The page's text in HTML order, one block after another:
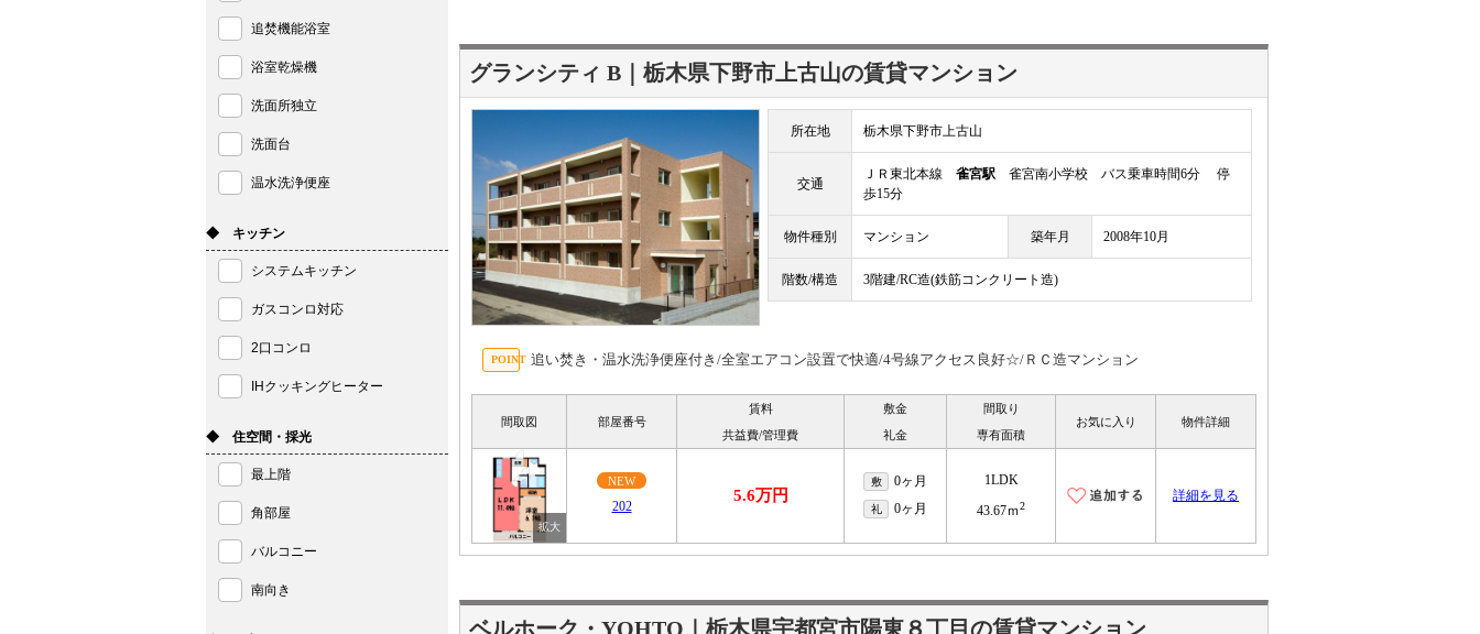
グランシティ B｜栃木県下野市上古山の賃貸マンション
所在地 栃木県下野市上古山
交通
ＪＲ東北本線 雀宮駅 雀宮南小学校 バス乗車時間6分 停
歩15分
物件種別 マンション 築年月 2008年10月
階数/構造 3階建/RC造(鉄筋コンクリート造)
追い焚き・温水洗浄便座付き/全室エアコン設置で快適/4号線アクセス良好☆/ＲＣ造マンション
間取図 部屋番号
賃料
共益費/管理費
敷金
礼金
間取り
専有面積
お気に入り 物件詳細
NEW
202
5.6万円
敷 0ヶ月
礼 0ヶ月
1LDK
43.67ｍ2
詳細を見る
ベルホーク・YOHTO｜栃木県宇都宮市陽東８丁目の賃貸マンション
追焚機能浴室
浴室乾燥機
洗面所独立
洗面台
温水洗浄便座
◆ キッチン
システムキッチン
ガスコンロ対応
2口コンロ
IHクッキングヒーター
◆ 住空間・採光
最上階
角部屋
バルコニー
南向き